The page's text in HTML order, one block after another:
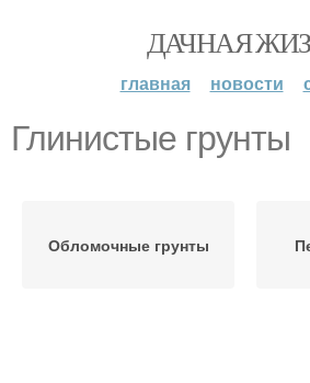
ДАЧНАЯ
главная новости
Глинистые грунты
Обломочные грунты